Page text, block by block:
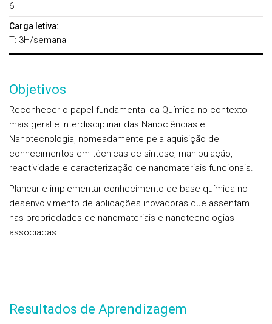
6
Carga letiva:
T: 3H/semana
Objetivos
Reconhecer o papel fundamental da Química no contexto
mais geral e interdisciplinar das Nanociências e
Nanotecnologia, nomeadamente pela aquisição de
conhecimentos em técnicas de síntese, manipulação,
reactividade e caracterização de nanomateriais funcionais.
Planear e implementar conhecimento de base química no
desenvolvimento de aplicações inovadoras que assentam
nas propriedades de nanomateriais e nanotecnologias
associadas.
Resultados de Aprendizagem